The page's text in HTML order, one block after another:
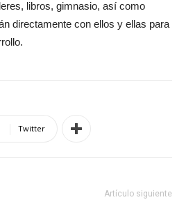
libros, gimnasio, así como
directamente con ellos y ellas para
Twitter
Artículo siguiente